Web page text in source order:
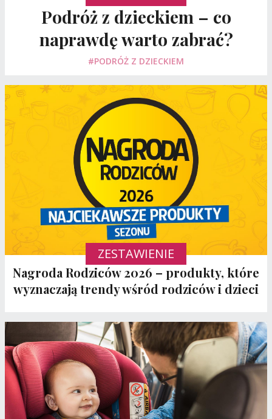
Podróż z dzieckiem – co
naprawdę warto zabrać?
#PODRÓŻ Z DZIECKIEM
ZESTAWIENIE
Nagroda Rodziców 2026 – produkty, które
wyznaczają trendy wśród rodziców i dzieci